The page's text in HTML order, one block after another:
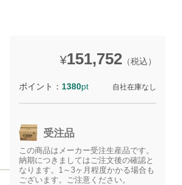
¥151,752 （税込）
ポイント： 1380pt 自社在庫なし
受注品
この商品はメーカー受注生産品です。
納期につきましてはご注文後の確認と
なります。1～3ヶ月程度かかる場合も
ございます。ご注意ください。